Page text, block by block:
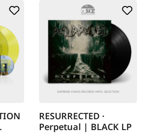
RESURRECTED ·
Perpetual | BLACK LP